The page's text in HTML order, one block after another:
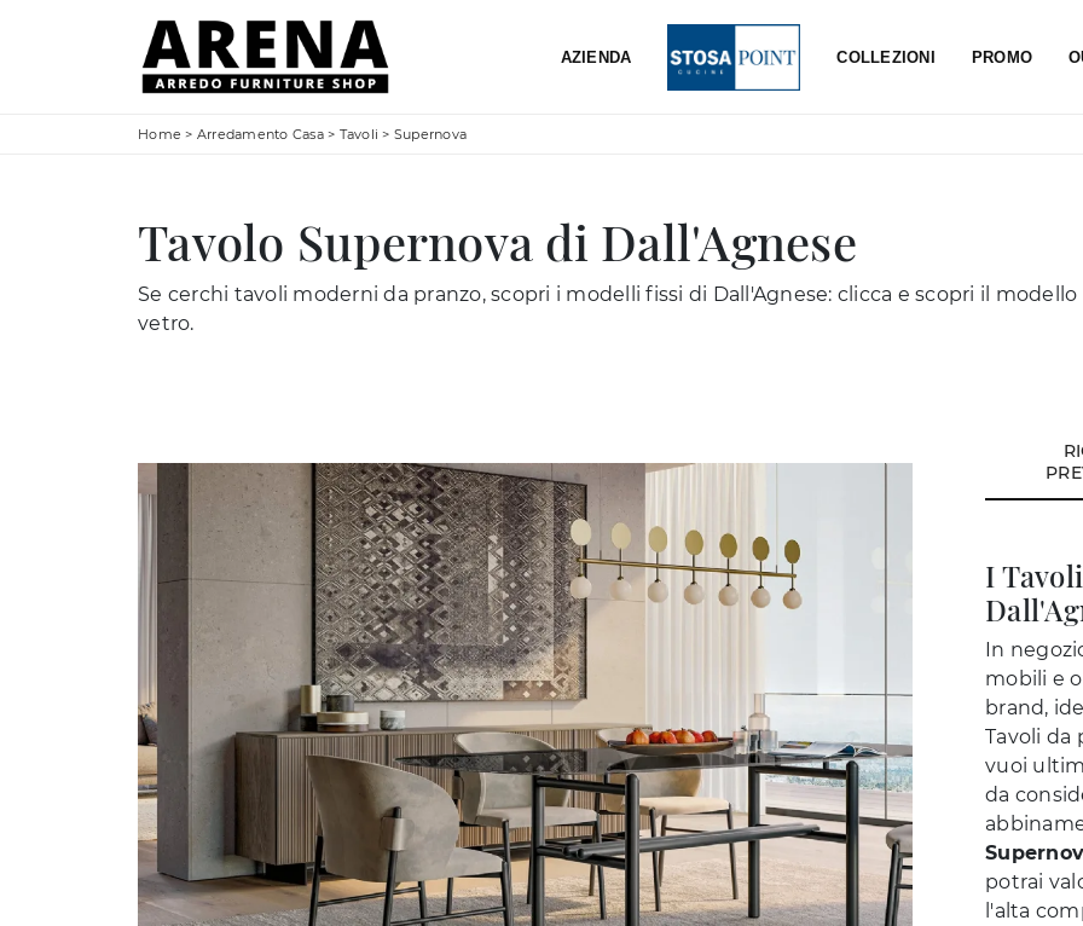
AZIENDA COLLEZIONI PROMO
Home > Arredamento Casa> Tavoli > Supernova
Tavolo Supernova di Dall'Agnese
Se cerchi tavoli moderni da pranzo, scopri i modelli fissi di Dall'Agnese: clicca e scopri il
vetro.
I
In
mobili e
brand,
Tavoli da
vuoi
da
potrai
l'alta